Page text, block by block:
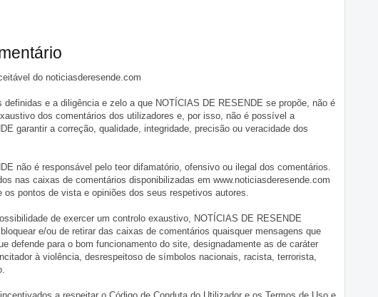
do noticiasderesende.com
definidas e a diligência e zelo a que NOTÍCIAS DE RESENDE se propõe, não é
dos comentários dos utilizadores e, por isso, não é possível a
garantir a correção, qualidade, integridade, precisão ou veracidade dos
não é responsável pelo teor difamatório, ofensivo ou ilegal dos comentários.
nas caixas de comentários disponibilizadas em www.noticiasderesende.com
os pontos de vista e opiniões dos seus respetivos autores.
de exercer um controlo exaustivo, NOTÍCIAS DE RESENDE
e/ou de retirar das caixas de comentários quaisquer mensagens que
defende para o bom funcionamento do site, designadamente as de caráter
à violência, desrespeitoso de símbolos nacionais, racista, terrorista,